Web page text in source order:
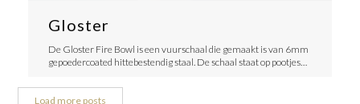
Gloster
De Gloster Fire Bowl is een vuurschaal die gemaakt is van 6mm
gepoedercoated hittebestendig staal. De schaal staat op pootjes…
Load more posts